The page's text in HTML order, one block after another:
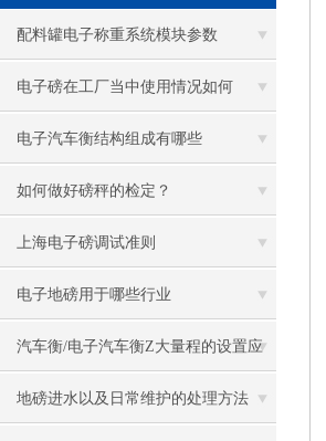
配料罐电子称重系统模块参数
电子磅在工厂当中使用情况如何
电子汽车衡结构组成有哪些
如何做好磅秤的检定？
上海电子磅调试准则
电子地磅用于哪些行业
汽车衡/电子汽车衡Z大量程的设置应
用
地磅进水以及日常维护的处理方法